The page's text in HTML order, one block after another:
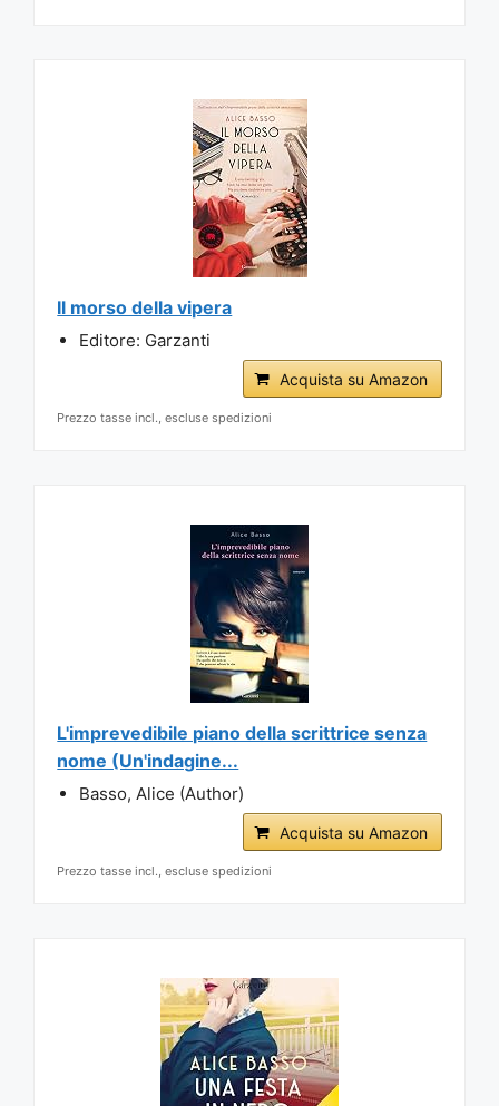
Il morso della vipera
Editore: Garzanti
Acquista su Amazon
Prezzo tasse incl., escluse spedizioni
L'imprevedibile piano della scrittrice senza
nome (Un'indagine...
Basso, Alice (Author)
Acquista su Amazon
Prezzo tasse incl., escluse spedizioni